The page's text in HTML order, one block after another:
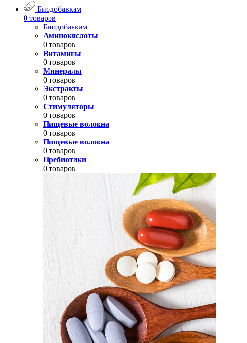
Биодобавкам
0 товаров
Биодобавкам
Аминокислоты
0 товаров
Витамины
0 товаров
Минералы
0 товаров
Экстракты
0 товаров
Стимуляторы
0 товаров
Пищевые волокна
0 товаров
Пищевые волокна
0 товаров
Пребиотики
0 товаров